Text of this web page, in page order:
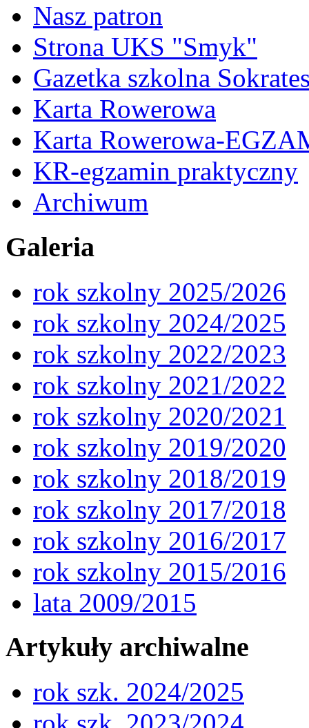
Nasz patron
Strona UKS "Smyk"
Gazetka szkolna
Karta Rowerowa
Karta Rowerowa-
KR-egzamin praktyczny
Archiwum
Galeria
rok szkolny 2025/2026
rok szkolny 2024/2025
rok szkolny 2022/2023
rok szkolny 2021/2022
rok szkolny 2020/2021
rok szkolny 2019/2020
rok szkolny 2018/2019
rok szkolny 2017/2018
rok szkolny 2016/2017
rok szkolny 2015/2016
lata 2009/2015
Artykuły archiwalne
rok szk. 2024/2025